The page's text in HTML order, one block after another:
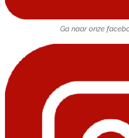
Ga naar onze